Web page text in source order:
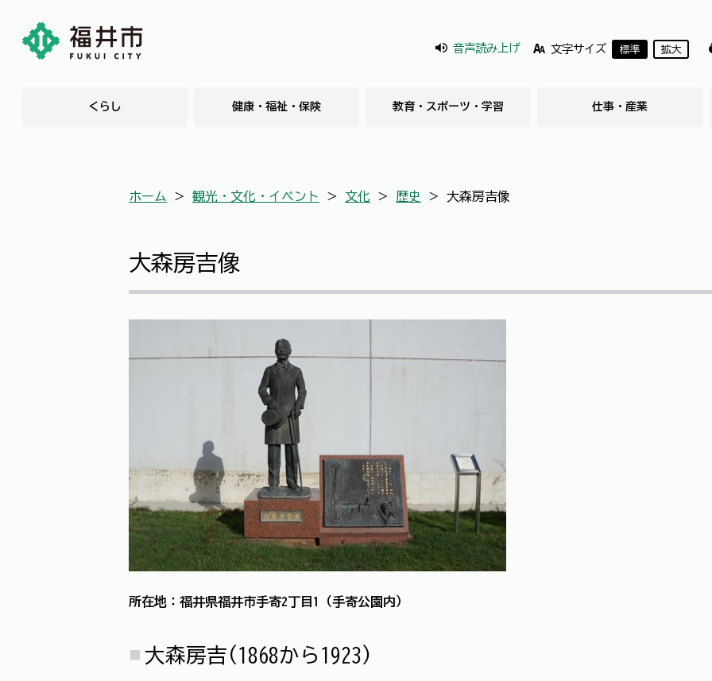
音声読み上げ 文字サイズ 標準 拡大
くらし 健康・福祉・保険 教育・スポーツ・学習 仕事・産業
ホーム ＞ 観光・文化・イベント ＞ 文化 ＞ 歴史 ＞ 大森房吉像
大森房吉像
所在地：福井県福井市手寄2丁目1（手寄公園内）
大森房吉(1868から1923)